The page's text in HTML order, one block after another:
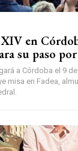
en
su paso
a Córdoba el 9
misa en Fadea,